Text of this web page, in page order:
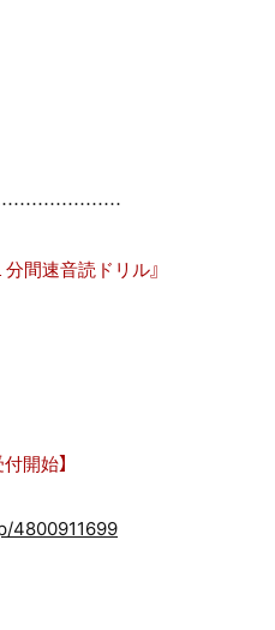
間速音読ドリル』
開始】
4800911699